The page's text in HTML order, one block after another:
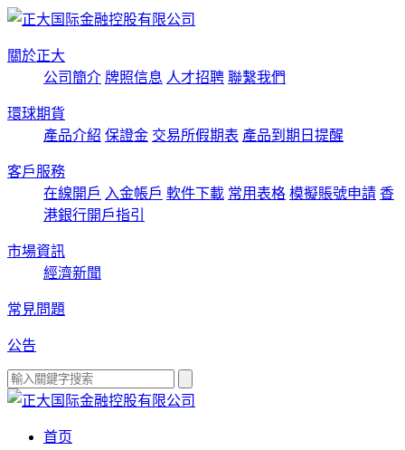
關於正大
公司簡介 牌照信息 人才招聘 聯繫我們
環球期貨
產品介紹 保證金 交易所假期表 產品到期日提醒
客戶服務
在線開戶 入金帳戶 軟件下載 常用表格 模擬賬號申請 香
港銀行開戶指引
市場資訊
經濟新聞
常見問題
公告
首页